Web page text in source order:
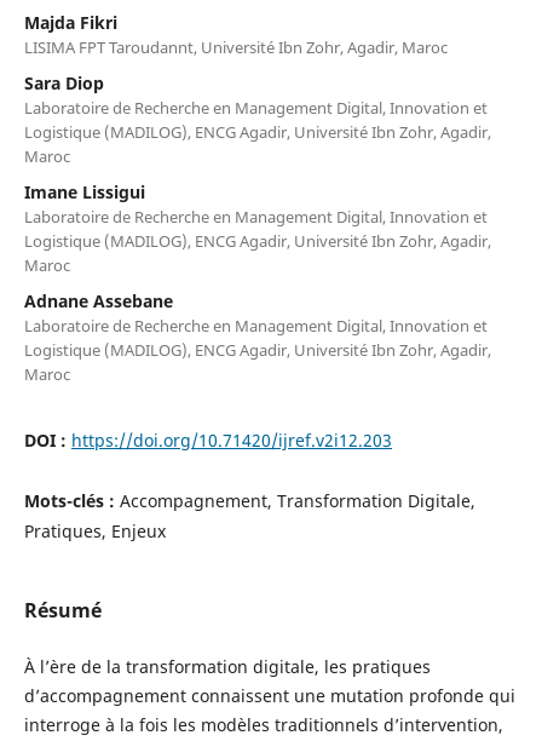
Majda Fikri
LISIMA FPT Taroudannt, Université Ibn Zohr, Agadir, Maroc
Sara Diop
Laboratoire de Recherche en Management Digital, Innovation et
Logistique (MADILOG), ENCG Agadir, Université Ibn Zohr, Agadir,
Maroc
Imane Lissigui
Laboratoire de Recherche en Management Digital, Innovation et
Logistique (MADILOG), ENCG Agadir, Université Ibn Zohr, Agadir,
Maroc
Adnane Assebane
Laboratoire de Recherche en Management Digital, Innovation et
Logistique (MADILOG), ENCG Agadir, Université Ibn Zohr, Agadir,
Maroc
DOI : https://doi.org/10.71420/ijref.v2i12.203
Mots-clés : Accompagnement, Transformation Digitale,
Pratiques, Enjeux
Résumé
À l’ère de la transformation digitale, les pratiques
d’accompagnement connaissent une mutation profonde qui
interroge à la fois les modèles traditionnels d’intervention,